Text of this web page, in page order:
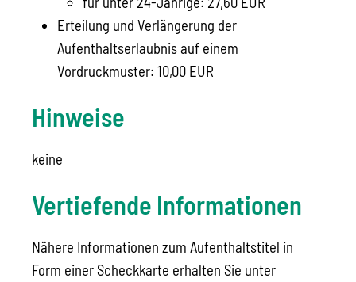
Erteilung und Verlängerung der
Aufenthaltserlaubnis auf einem
Vordruckmuster: 10,00 EUR
Hinweise
keine
Vertiefende Informationen
Nähere Informationen zum Aufenthaltstitel in
Form einer Scheckkarte erhalten Sie unter